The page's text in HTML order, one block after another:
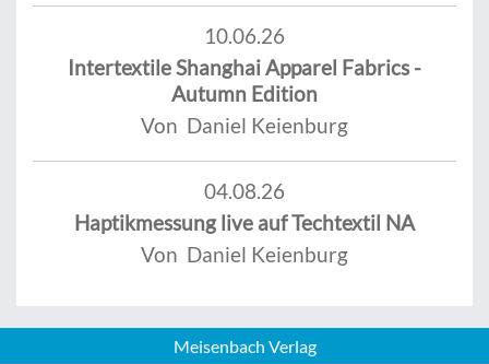
10.06.26
Intertextile Shanghai Apparel Fabrics -
Autumn Edition
Von Daniel Keienburg
04.08.26
Haptikmessung live auf Techtextil NA
Von Daniel Keienburg
Meisenbach Verlag